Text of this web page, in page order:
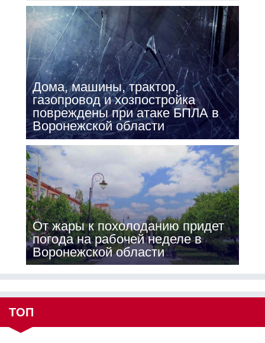
Дома, машины, трактор,
газопровод и хозпостройка
повреждены при атаке БПЛА в
Воронежской области
От жары к похолоданию придет
погода на рабочей неделе в
Воронежской области
ТОП